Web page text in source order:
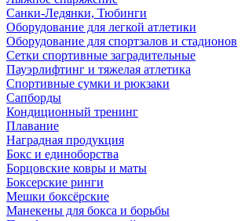
Санки-Ледянки, Тюбинги
Оборудование для легкой атлетики
Оборудование для спортзалов и стадионов
Сетки спортивные заградительные
Пауэрлифтинг и тяжелая атлетика
Спортивные сумки и рюкзаки
Сапборды
Кондиционный тренинг
Плавание
Наградная продукция
Бокс и единоборства
Борцовские ковры и маты
Боксерские ринги
Мешки боксёрские
Манекены для бокса и борьбы